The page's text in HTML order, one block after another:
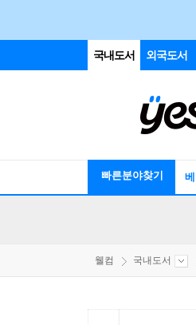
국내도서 외국도서
빠른분야찾기
웰컴 국내도서